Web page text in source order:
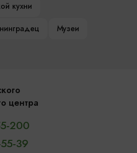
кухни
Музеи
центра
200
39